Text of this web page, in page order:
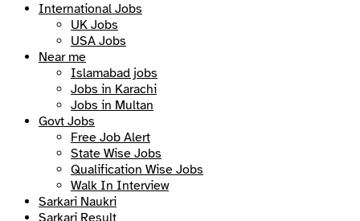
International Jobs
UK Jobs
USA Jobs
Near me
Islamabad jobs
Jobs in Karachi
Jobs in Multan
Govt Jobs
Free Job Alert
State Wise Jobs
Qualification Wise Jobs
Walk In Interview
Sarkari Naukri
Sarkari Result